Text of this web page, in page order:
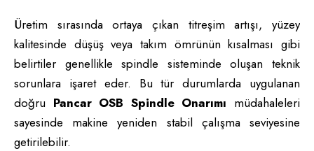
Üretim sırasında ortaya çıkan titreşim artışı, yüzey
kalitesinde düşüş veya takım ömrünün kısalması gibi
belirtiler genellikle spindle sisteminde oluşan teknik
sorunlara işaret eder. Bu tür durumlarda uygulanan
doğru Pancar OSB Spindle Onarımı müdahaleleri
sayesinde makine yeniden stabil çalışma seviyesine
getirilebilir.